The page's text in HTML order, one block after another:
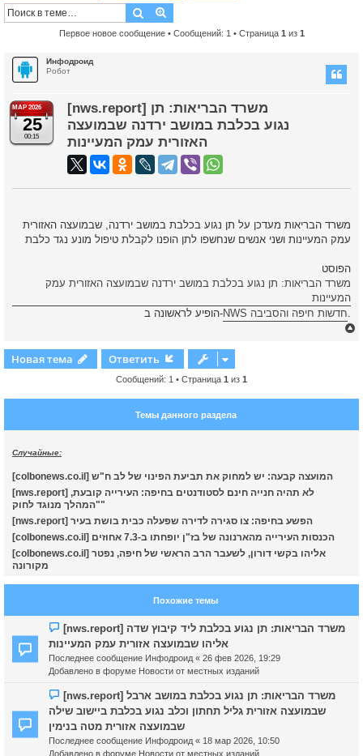
Поиск
Первое новое сообщение• Сообщений: 1 • Страница 1 из 1
Инфодроид
Робот
МАР 2026
25
00:15
[nws.report] משרד הבריאות: תן
נגוע בכלבת במושב ירדנה שבמועצה
האזורית עמק המעיינות
משרד הבריאות מעדכן על תן נגוע בכלבת במושב ירדנה, שבמועצה האזורית
עמק המעיינות ושני אנשים שנחשפו לתן הופנו לקבלת טיפול מונע נגד כלבת
הפוסט
משרד הבריאות: תן נגוע בכלבת במושב ירדנה שבמועצה האזורית עמק
המעיינות
הופיע לראשונה ב-
NWS חדשות חיפה והסביבה.
т
с
Новая тема Ответить
Сообщений: 1 • Страница 1 из 1
Темы данного раздела
Случайные:
[colbonews.co.il] המועצה קבעה: יש למחוק את תביעת הפינוי של לב ח"ש
[nws.report] לא תהיה חנייה חינם לסטודנטים בחיפה: העירייה קובעת,
"המהלך מנוגד לחוק"
[nws.report] הפשע בחיפה: צו סגירה לדירה שפעלה כבית בושת בעיר
[colbonews.co.il] הכנסות העירייה מהארנונה של בז"ן יופחתו ב-7.3 אחוזים
[colbonews.co.il] אליהו בקשי דורון, לשעבר הרב הראשי של חיפה, נפטר
מקורונה
Похожие темы
Н
о
с
о
б
щ
[nws.report] משרד הבריאות: תן נגוע בכלבת ליד קיבוץ שדה
אליהו שבמועצה אזורית עמק המעיינות
Последнее сообщение Инфодроид « 26 фев 2026, 19:29
Добавлено в форуме Новости от местных изданий
Н
о
о
е
[nws.report] משרד הבריאות: תן נגוע בכלבת במושב ארבל
שבמועצה אזורית גליל תחתון וכלב נגוע בכלבת ביישוב שילה
שבמועצה אזורית מטה בנימין
Последнее сообщение Инфодроид « 18 мар 2026, 10:50
Добавлено в форуме Новости от местных изданий